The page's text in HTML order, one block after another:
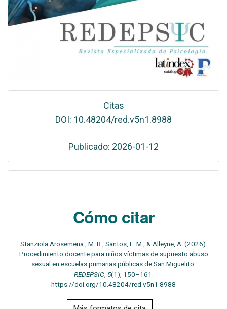
Citas
DOI: 10.48204/red.v5n1.8988
Publicado: 2026-01-12
Cómo citar
Stanziola Arosemena , M. R., Santos, E. M., & Alleyne, A. (2026).
Procedimiento docente para niños víctimas de supuesto abuso
sexual en escuelas primarias públicas de San Miguelito.
REDEPSIC, 5(1), 150–161.
https://doi.org/10.48204/red.v5n1.8988